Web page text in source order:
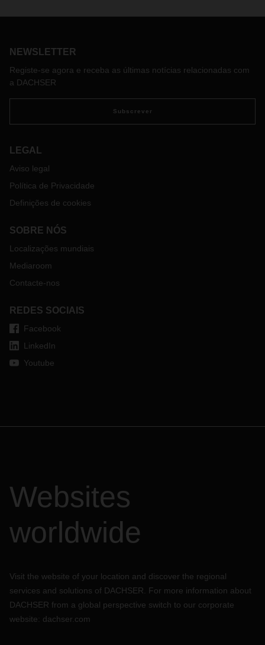
diminuição da capacidade de transporte durante a
NEWSLETTER
Registe-se agora e receba as últimas notícias relacionadas com
a DACHSER
Subscrever
LEGAL
Aviso legal
Política de Privacidade
Definições de cookies
SOBRE NÓS
Localizações mundiais
Mediaroom
Contacte-nos
REDES SOCIAIS
Facebook
LinkedIn
Youtube
Websites
worldwide
Visit the website of your location and discover the regional
services and solutions of DACHSER. For more information about
DACHSER from a global perspective switch to our corporate
website: dachser.com